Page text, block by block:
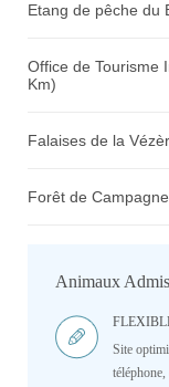
Etang de pêche du
Office de Tourisme
Km)
Falaises de la
Forêt de
Animaux
Site